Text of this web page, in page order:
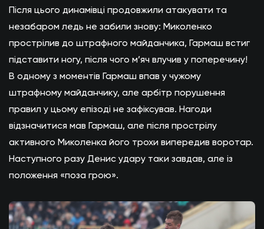
Після цього динамівці продовжили атакувати та
незабаром ледь не забили знову: Миколенко
прострілив до штрафного майданчика, Гармаш встиг
підставити ногу, після чого м’яч влучив у поперечину!
В одному з моментів Гармаш впав у чужому
штрафному майданчику, але арбітр порушення
правил у цьому епізоді не зафіксував. Нагоди
відзначитися мав Гармаш, але після прострілу
активного Миколенка його трохи випередив воротар.
Наступного разу Денис удару таки завдав, але із
положення «поза грою».